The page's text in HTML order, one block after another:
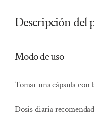
Descripción del
Modo de uso
Tomar una cápsula con
Dosis diaria